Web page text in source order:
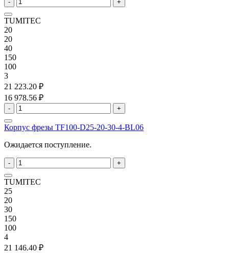
- +
TUMITEC
20
20
40
150
100
3
21 223.20 ₽
16 978.56 ₽
- +
Корпус фрезы TF100-D25-20-30-4-BL06
Ожидается поступление.
- +
TUMITEC
25
20
30
150
100
4
21 146.40 ₽